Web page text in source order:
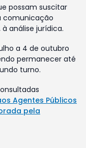
possam suscitar
comunicação
análise jurídica.
a 4 de outubro
permanecer até
turno.
Agentes Públicos
pela